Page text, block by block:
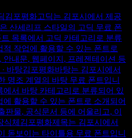
김포평화고딕는 김포시에서 제공
산세리프 스타일의 고딕 무료 폰
목록에서 고딕 카테고리로 분류
적 작업에 활용할 수 있는 폰트로
안내문, 웹페이지, 프레젠테이션 등
바탕김포평화바탕는 김포시에서
명조 계열의 바탕 무료 폰트입니
에서 바탕 카테고리로 분류되어 있
에 활용할 수 있는 폰트로 소개되어
판물, 공식문서 등에 어울리고, 이
식체 김포평화제목는 김포시에서
돋보이는 타이틀용 무료 폰트입니